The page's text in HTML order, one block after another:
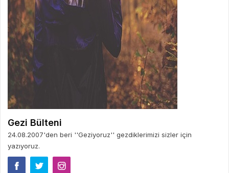
Gezi Bülteni
24.08.2007'den beri ''Geziyoruz'' gezdiklerimizi sizler için
yazıyoruz.